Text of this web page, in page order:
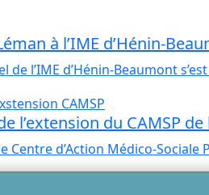
à l’IME d’Hénin-
de l’IME d’Hénin-Beaumont
l’extension du CAMSP
Centre d’Action Médico-Sociale